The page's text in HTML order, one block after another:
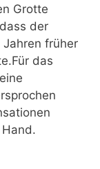
Grotte
der
früher
das